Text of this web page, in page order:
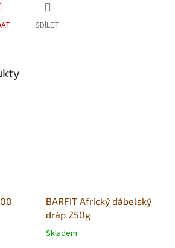
SDÍLET
BARFIT Africký ďábelský
dráp 250g
Průměrné
Skladem